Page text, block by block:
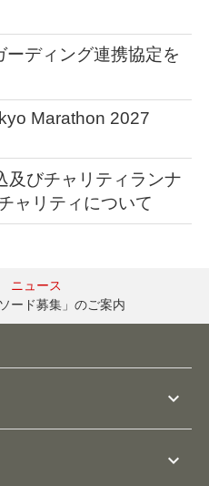
ディング連携協定を
Marathon 2027
及びチャリティランナ
ャリティについて
ニュース
ード募集」のご案内
expand_more
expand_more